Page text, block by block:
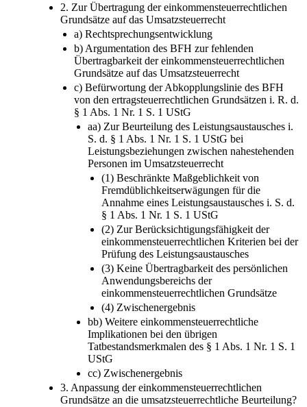
2. Zur Übertragung der einkommensteuerrechtlichen
Grundsätze auf das Umsatzsteuerrecht
a) Rechtsprechungsentwicklung
b) Argumentation des BFH zur fehlenden
Übertragbarkeit der einkommensteuerrechtlichen
Grundsätze auf das Umsatzsteuerrecht
c) Befürwortung der Abkopplungslinie des BFH
von den ertragsteuerrechtlichen Grundsätzen i. R. d.
§ 1 Abs. 1 Nr. 1 S. 1 UStG
aa) Zur Beurteilung des Leistungsaustausches i.
S. d. § 1 Abs. 1 Nr. 1 S. 1 UStG bei
Leistungsbeziehungen zwischen nahestehenden
Personen im Umsatzsteuerrecht
(1) Beschränkte Maßgeblichkeit von
Fremdüblichkeitserwägungen für die
Annahme eines Leistungsaustausches i. S. d.
§ 1 Abs. 1 Nr. 1 S. 1 UStG
(2) Zur Berücksichtigungsfähigkeit der
einkommensteuerrechtlichen Kriterien bei der
Prüfung des Leistungsaustausches
(3) Keine Übertragbarkeit des persönlichen
Anwendungsbereichs der
einkommensteuerrechtlichen Grundsätze
(4) Zwischenergebnis
bb) Weitere einkommensteuerrechtliche
Implikationen bei den übrigen
Tatbestandsmerkmalen des § 1 Abs. 1 Nr. 1 S. 1
UStG
cc) Zwischenergebnis
3. Anpassung der einkommensteuerrechtlichen
Grundsätze an die umsatzsteuerrechtliche Beurteilung?